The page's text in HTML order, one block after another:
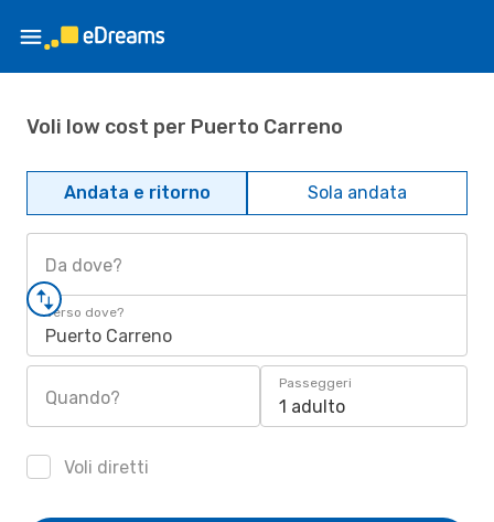
Voli low cost per Puerto Carreno
Andata e ritorno Sola andata
Da dove?
Verso dove?
Puerto Carreno
Quando?
Passeggeri
1 adulto
Voli diretti